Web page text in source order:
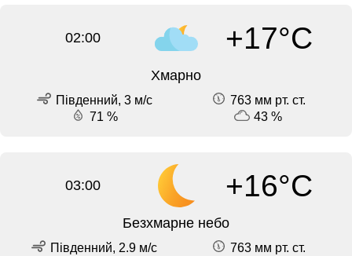
02:00 +17°C
Хмарно
Південний, 3 м/с
763 мм рт. ст.
71 %
43 %
03:00 +16°C
Безхмарне небо
Південний, 2.9 м/с
763 мм рт. ст.